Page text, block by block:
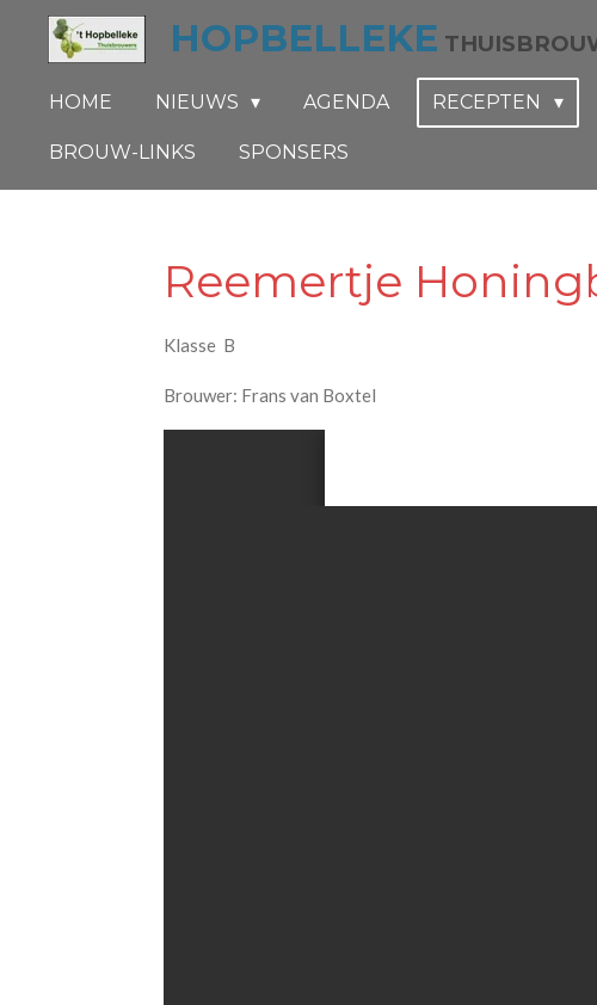
direct
hoofdinhoud
HOPBELLEKE
HOME NIEUWS AGENDA RECEPTEN
BROUW-LINKS SPONSERS
Reemertje
Klasse B
Brouwer: Frans van Boxtel